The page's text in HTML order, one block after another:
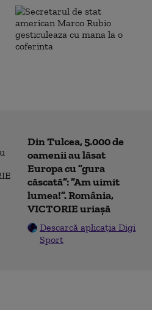
Din Tulcea, 5.000 de
oamenii au lăsat
Europa cu ”gura
căscată”: ”Am uimit
lumea!”. România,
VICTORIE uriașă
Descarcă aplicația Digi
Sport